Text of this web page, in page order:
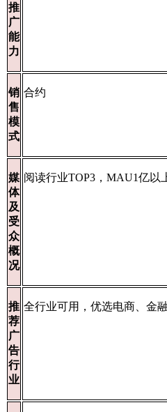
推
广
能
力
销
售
模
式
合约
媒
体
及
受
众
概
况
阅读行业TOP3，MAU1亿以
推
荐
广
告
行
业
全行业可用，优选电商、金